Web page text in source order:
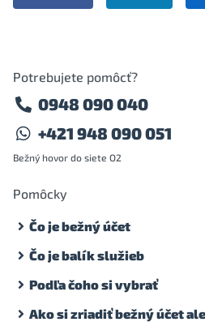
Potrebujete pomôcť?
0948 090 040
+421 948 090 051
Bežný hovor do siete O2
Pomôcky
Čo je bežný účet
Čo je balík služieb
Podľa čoho si vybrať
Ako si zriadiť bežný účet